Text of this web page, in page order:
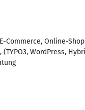
Commerce, Online-
WordPress,